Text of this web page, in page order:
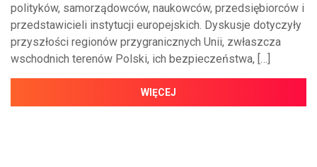
polityków, samorządowców, naukowców, przedsiębiorców i
przedstawicieli instytucji europejskich. Dyskusje dotyczyły
przyszłości regionów przygranicznych Unii, zwłaszcza
wschodnich terenów Polski, ich bezpieczeństwa, […]
WIĘCEJ